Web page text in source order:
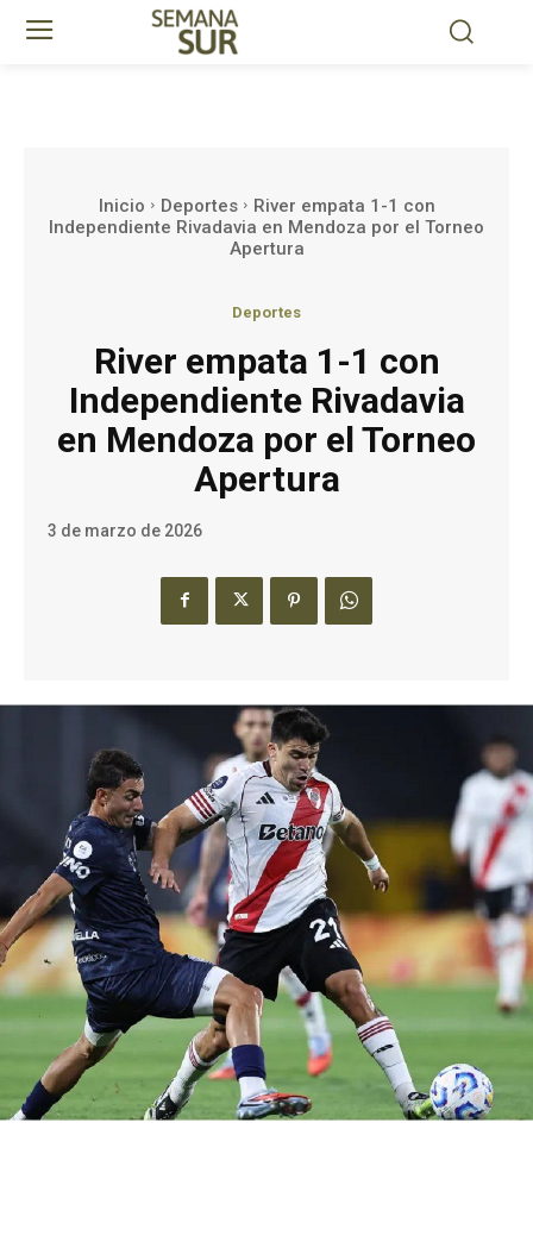
Inicio Deportes
River empata 1-1 con
Independiente Rivadavia en Mendoza por el Torneo
Apertura
Deportes
River empata 1-1 con
Independiente Rivadavia
en Mendoza por el Torneo
Apertura
3 de marzo de 2026